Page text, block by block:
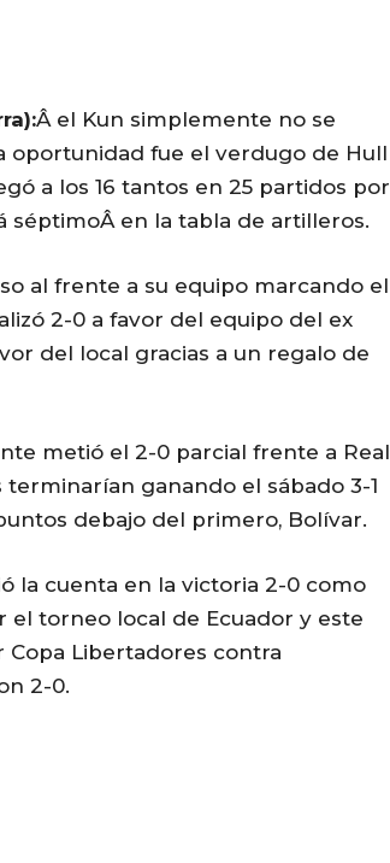
Â el Kun simplemente no se
oportunidad fue el verdugo de Hull
a los 16 tantos en 25 partidos por
séptimoÂ en la tabla de artilleros.
al frente a su equipo marcando el
2-0 a favor del equipo del ex
del local gracias a un regalo de
metió el 2-0 parcial frente a Real
ganando el sábado 3-1
debajo del primero, Bolívar.
la cuenta en la victoria 2-0 como
torneo local de Ecuador y este
Libertadores contra
2-0.